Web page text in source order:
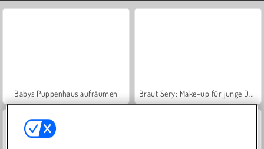
Babys Puppenhaus aufräumen Braut Sery: Make-up für junge Damen